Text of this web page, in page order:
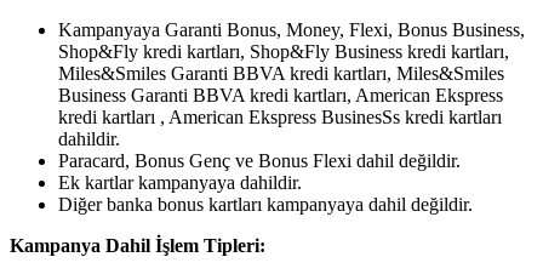
Kampanyaya Garanti Bonus, Money, Flexi, Bonus Business,
Shop&Fly kredi kartları, Shop&Fly Business kredi kartları,
Miles&Smiles Garanti BBVA kredi kartları, Miles&Smiles
Business Garanti BBVA kredi kartları, American Ekspress
kredi kartları , American Ekspress BusinesSs kredi kartları
dahildir.
Paracard, Bonus Genç ve Bonus Flexi dahil değildir.
Ek kartlar kampanyaya dahildir.
Diğer banka bonus kartları kampanyaya dahil değildir.
Kampanya Dahil İşlem Tipleri: